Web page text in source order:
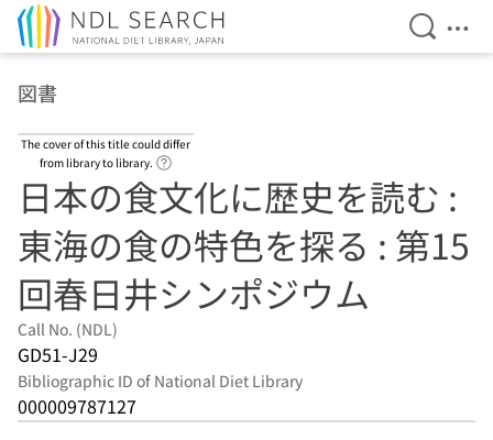
Open
図書
The cover of this title could differ
from library to library.
日本の食文化に歴史を読む :
東海の食の特色を探る : 第15
回春日井シンポジウム
Call No. (NDL)
GD51-J29
Bibliographic ID of National Diet Library
000009787127